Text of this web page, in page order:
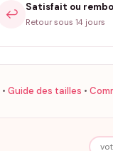
↩️ Satisfait ou
Retour sous 14 jours
• Guide des tailles •